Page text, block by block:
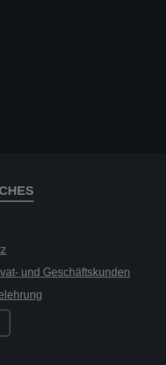
und Geschäftskunden